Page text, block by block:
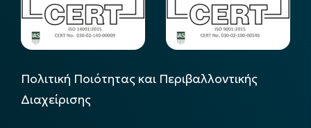
Πολιτική Ποιότητας και Περιβαλλοντικής
Διαχείρισης